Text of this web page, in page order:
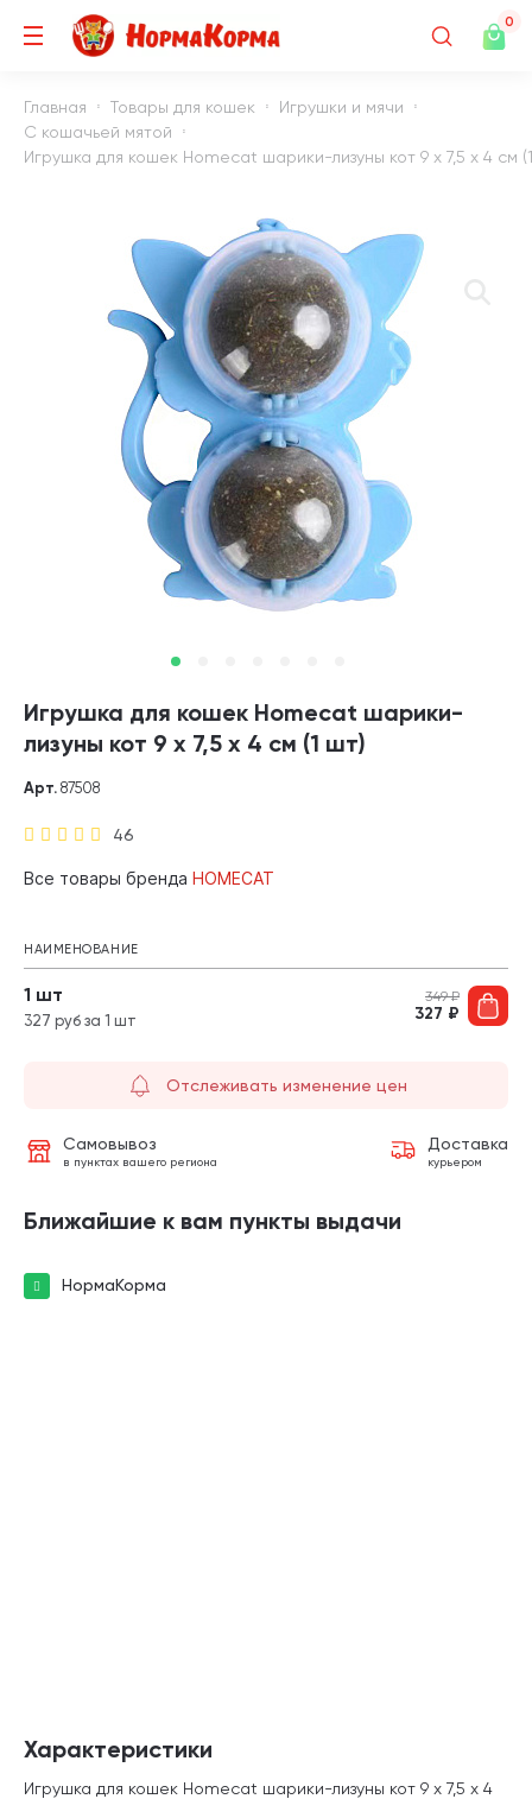
0
Главная Товары для кошек
Игрушки и мячи
С кошачьей мятой
Игрушка для кошек Homecat шарики-лизуны кот 9 х 7,5 х 4 см
Игрушка для кошек Homecat шарики-
лизуны кот 9 х 7,5 х 4 см (1 шт)
46
Арт. 87508
Все товары бренда HOMECAT
НАИМЕНОВАНИЕ
1 шт
327 руб за 1 шт
349₽
327 ₽
Отслеживать изменение цен
Самовывоз
в пунктах вашего региона
Доставка
курьером
Ближайшие к вам пункты выдачи
НормаКорма
Характеристики
Игрушка для кошек Homecat шарики-лизуны кот 9 х 7,5 х 4